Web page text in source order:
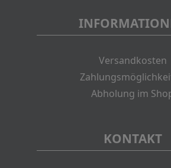
Versandkosten
Abholung im
KONTAKT